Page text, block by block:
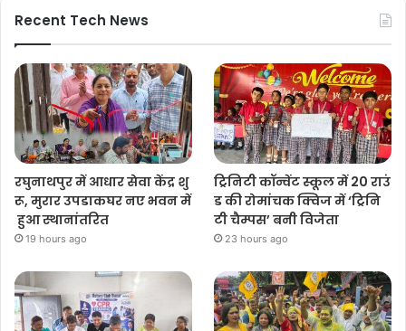
Recent Tech News
रघुनाथपुर में आधार सेवा केंद्र शु
रू, मुरार उपडाकघर नए भवन में
हुआ स्थानांतरित
19 hours ago
ट्रिनिटी कॉन्वेंट स्कूल में 20 राउं
ड की रोमांचक क्विज में ‘ट्रिनि
टी चैम्पस’ बनी विजेता
23 hours ago